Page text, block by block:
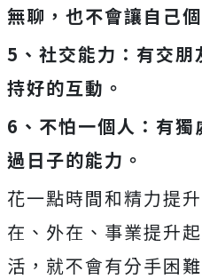
無聊，也不會讓自己
5 、社交能力：有交
持好的互動。
6 、不怕一個人：有
過日子的能力。
花一點時間和精力提
在、外在、事業提升
活，就不會有分手困